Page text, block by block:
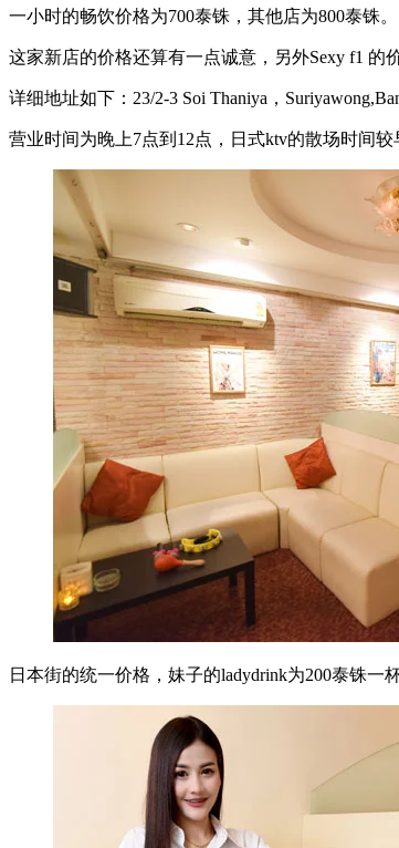
一小时的畅饮价格为700泰铢，其他店为800泰铢。
这家新店的价格还算有一点诚意，另外Sexy f1 的
详细地址如下：23/2-3 Soi Thaniya，
营业时间为晚上7点到12点，日式ktv的散场时间较
日本街的统一价格，妹子的ladydrink为200泰铢